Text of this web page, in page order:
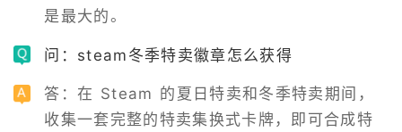
是最大的。
问：steam冬季特卖徽章怎么获得
答：在 Steam 的夏日特卖和冬季特卖期间，
收集一套完整的特卖集换式卡牌，即可合成特